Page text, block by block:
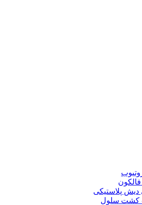
فالکون
دیش پلاستیکی
کشت سلول